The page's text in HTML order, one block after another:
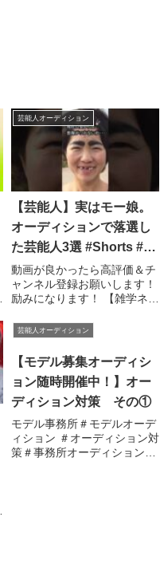
芸能人オーディション
【芸能人】実はモー娘。
オーディションで落選し
た芸能人3選 #Shorts #雑
学 #考察 #アイドル #TV #
芸能
動画が良かったら高評価＆チ
ャンネル登録お願いします！
励みになります！ 【雑学ネタ
します！関連ツイート
芸能人オーディション
【モデル募集オーディシ
ョン随時開催中！】オー
ディション対策 その①
モデル事務所＃モデルオーデ
ィション ＃オーディション対
策＃事務所オーディション＃